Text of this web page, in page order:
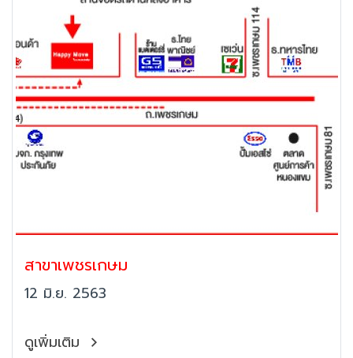
สาขาเพชรเกษม
12 มิ.ย. 2563
ดูเพิ่มเติม